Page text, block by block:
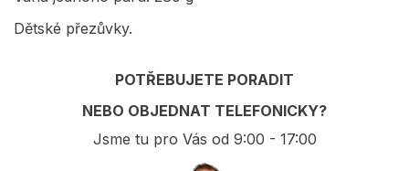
Dětské přezůvky.
POTŘEBUJETE PORADIT
NEBO OBJEDNAT TELEFONICKY?
Jsme tu pro Vás od 9:00 - 17:00